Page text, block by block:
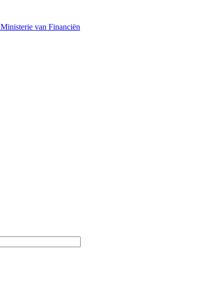
Ministerie van Financiën